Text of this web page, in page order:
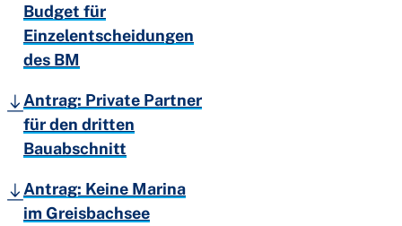
Budget für
Einzelentscheidungen
des BM
Antrag: Private Partner
für den dritten
Bauabschnitt
Antrag: Keine Marina
im Greisbachsee